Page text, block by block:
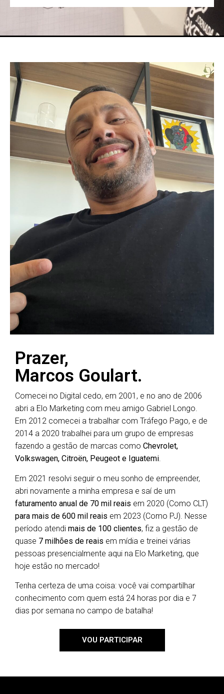
Prazer,
Marcos Goulart.
Comecei no Digital cedo, em 2001, e no ano de 2006
abri a Elo Marketing com meu amigo Gabriel Longo.
Em 2012 comecei a trabalhar com Tráfego Pago, e de
2014 a 2020 trabalhei para um grupo de empresas
fazendo a gestão de marcas como Chevrolet,
Volkswagen, Citroën, Peugeot e Iguatemi.
Em 2021 resolvi seguir o meu sonho de empreender,
abri novamente a minha empresa e saí de um
faturamento anual de 70 mil reais em 2020 (Como CLT)
para mais de 600 mil reais em 2023 (Como PJ). Nesse
período atendi mais de 100 clientes, fiz a gestão de
quase 7 milhões de reais em mídia e treinei várias
pessoas presencialmente aqui na Elo Marketing, que
hoje estão no mercado!
Tenha certeza de uma coisa: você vai compartilhar
conhecimento com quem está 24 horas por dia e 7
dias por semana no campo de batalha!
VOU PARTICIPAR